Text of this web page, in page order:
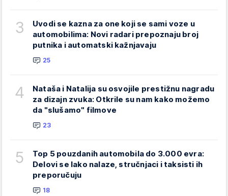
3
Uvodi se kazna za one koji se sami voze u
automobilima: Novi radari prepoznaju broj
putnika i automatski kažnjavaju
25
4
Nataša i Natalija su osvojile prestižnu nagradu
za dizajn zvuka: Otkrile su nam kako možemo
da "slušamo" filmove
23
5
Top 5 pouzdanih automobila do 3.000 evra:
Delovi se lako nalaze, stručnjaci i taksisti ih
preporučuju
18